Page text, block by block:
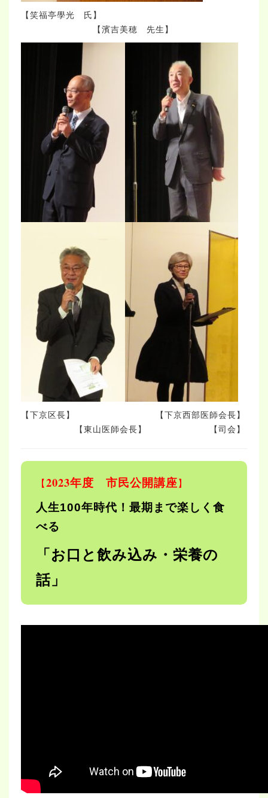
【笑福亭學光 氏】
【濱吉美穂 先生】
【下京区長】 【下京西部医師会長】
【東山医師会長】 【司会】
【2023年度 市民公開講座】
人生100年時代！最期まで楽しく食
べる
「お口と飲み込み・栄養の
話」